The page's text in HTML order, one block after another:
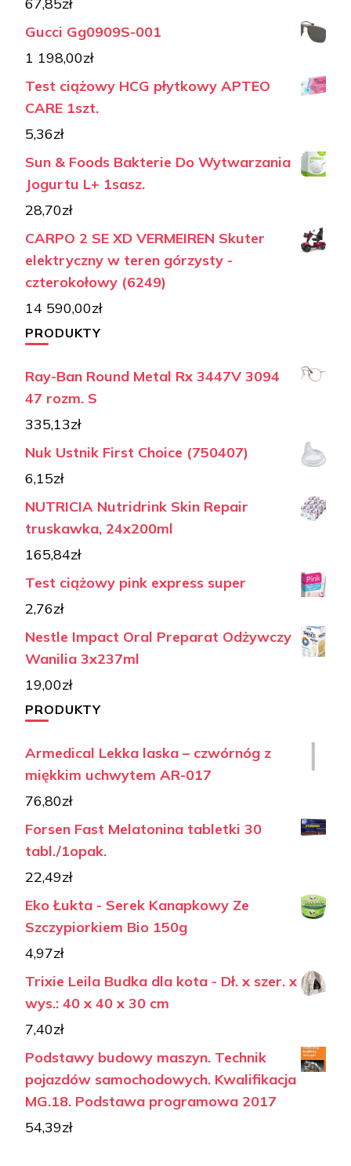
67,85zł
Gucci Gg0909S-001
1 198,00zł
Test ciążowy HCG płytkowy APTEO
CARE 1szt.
5,36zł
Sun & Foods Bakterie Do Wytwarzania
Jogurtu L+ 1sasz.
28,70zł
CARPO 2 SE XD VERMEIREN Skuter
elektryczny w teren górzysty -
czterokołowy (6249)
14 590,00zł
PRODUKTY
Ray-Ban Round Metal Rx 3447V 3094
47 rozm. S
335,13zł
Nuk Ustnik First Choice (750407)
6,15zł
NUTRICIA Nutridrink Skin Repair
truskawka, 24x200ml
165,84zł
Test ciążowy pink express super
2,76zł
Nestle Impact Oral Preparat Odżywczy
Wanilia 3x237ml
19,00zł
PRODUKTY
Armedical Lekka laska – czwórnóg z
miękkim uchwytem AR-017
76,80zł
Forsen Fast Melatonina tabletki 30
tabl./1opak.
22,49zł
Eko Łukta - Serek Kanapkowy Ze
Szczypiorkiem Bio 150g
4,97zł
Trixie Leila Budka dla kota - Dł. x szer. x
wys.: 40 x 40 x 30 cm
7,40zł
Podstawy budowy maszyn. Technik
pojazdów samochodowych. Kwalifikacja
MG.18. Podstawa programowa 2017
54,39zł